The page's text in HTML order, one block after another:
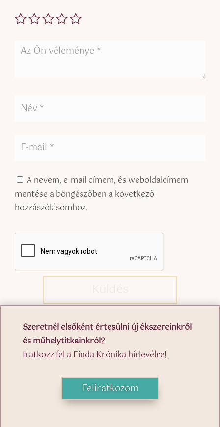
A nevem, e-mail címem, és weboldalcímem
mentése a böngészőben a következő
hozzászólásomhoz.
Szeretnél elsőként értesülni új ékszereinkről
és műhelytitkainkról?
Iratkozz fel a Finda Krónika hírlevélre!
Feliratkozom